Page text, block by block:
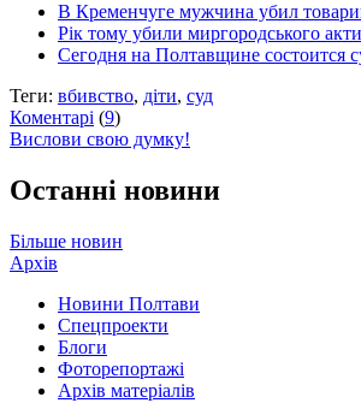
В Кременчуге мужчина убил
Рік тому убили миргородського
Сегодня на Полтавщине состоится
Теги: вбивство, діти, суд
Коментарі (9)
Вислови свою думку!
Останні новини
Більше новин
Архів
Новини Полтави
Спецпроекти
Блоги
Фоторепортажі
Архів матеріалів